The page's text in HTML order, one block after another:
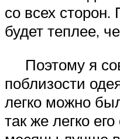
со всех сторон.
будет теплее,
Поэтому я
поблизости
легко можно
так же легко